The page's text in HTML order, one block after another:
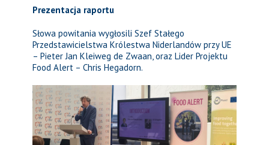
Prezentacja raportu
Słowa powitania wygłosili Szef Stałego
Przedstawicielstwa Królestwa Niderlandów przy UE
– Pieter Jan Kleiweg de Zwaan, oraz Lider Projektu
Food Alert – Chris Hegadorn.